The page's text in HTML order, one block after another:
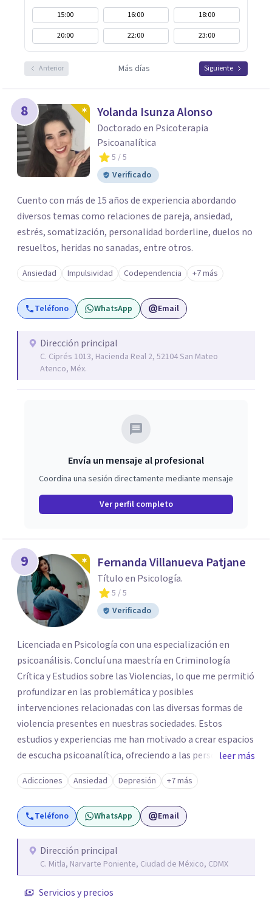
15:00 16:00
18:00
20:00
22:00 23:00
Anterior Más días Siguiente
8 Yolanda Isunza Alonso
Doctorado en Psicoterapia
Psicoanalítica
5 / 5
Verificado
Cuento con más de 15 años de experiencia abordando
diversos temas como relaciones de pareja, ansiedad,
estrés, somatización, personalidad borderline, duelos no
resueltos, heridas no sanadas, entre otros.
Ansiedad Impulsividad Codependencia +7 más
Teléfono WhatsApp Email
Dirección principal
C. Ciprés 1013, Hacienda Real 2, 52104 San Mateo
Atenco, Méx.
Envía un mensaje al profesional
Coordina una sesión directamente mediante mensaje
Ver perfil completo
9 Fernanda Villanueva Patjane
Título en Psicología.
5 / 5
Verificado
Licenciada en Psicología con una especialización en
psicoanálisis. Concluí una maestría en Criminología
Crítica y Estudios sobre las Violencias, lo que me permitió
profundizar en las problemática y posibles
intervenciones relacionadas con las diversas formas de
violencia presentes en nuestras sociedades. Estos
estudios y experiencias me han motivado a crear espacios
de escucha psicoanalítica, ofreciendo a las personas la
oportunidad de hablar sobre aquello que les causa
padecimiento y buscar diversas formas de abordaje y
acompañamiento.
leer más
Adicciones Ansiedad Depresión +7 más
Teléfono WhatsApp Email
Dirección principal
C. Mitla, Narvarte Poniente, Ciudad de México, CDMX
Servicios y precios